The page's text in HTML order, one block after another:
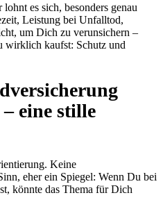
es sich, besonders genau
Leistung bei Unfalltod,
um Dich zu verunsichern –
wirklich kaufst: Schutz und
eine stille
Keine
eher ein Spiegel: Wenn Du bei
könnte das Thema für Dich